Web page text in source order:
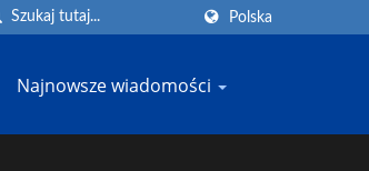
Polska
Najnowsze wiadomości